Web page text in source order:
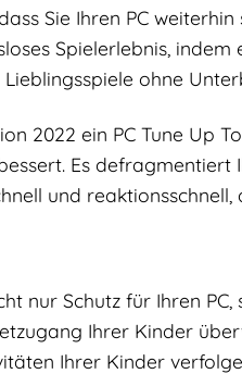
Sie Ihren PC
Spielerlebnis,
ohne
2022 ein PC Tune Up
Es
und
nur Schutz für Ihren
Ihrer Kinder
Ihrer Kinder